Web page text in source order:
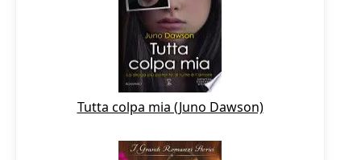
Tutta colpa mia (Juno Dawson)